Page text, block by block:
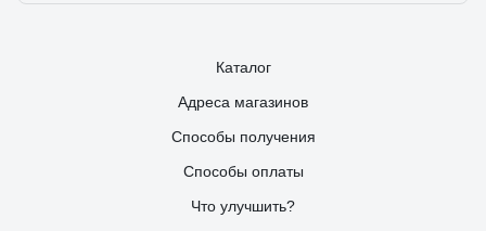
Каталог
Адреса магазинов
Способы получения
Способы оплаты
Что улучшить?